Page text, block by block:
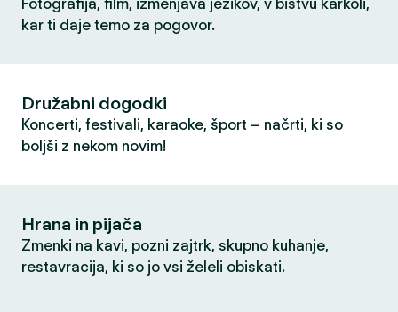
Fotografija, film, izmenjava jezikov, v bistvu karkoli,
kar ti daje temo za pogovor.
Družabni dogodki
Koncerti, festivali, karaoke, šport – načrti, ki so
boljši z nekom novim!
Hrana in pijača
Zmenki na kavi, pozni zajtrk, skupno kuhanje,
restavracija, ki so jo vsi želeli obiskati.